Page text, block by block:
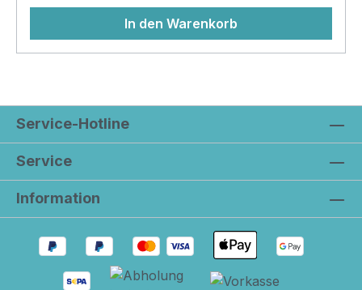
In den Warenkorb
Service-Hotline
Service
Information